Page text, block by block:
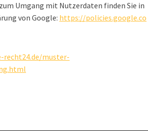
Umgang mit Nutzerdaten finden Sie in
von Google: https://policies.google.co
recht24.de/muster-